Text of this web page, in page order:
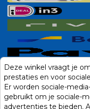
Deze winkel vraagt je
prestaties en voor
Er worden sociale-
gebruikt om je sociale-
advertenties te bieden.